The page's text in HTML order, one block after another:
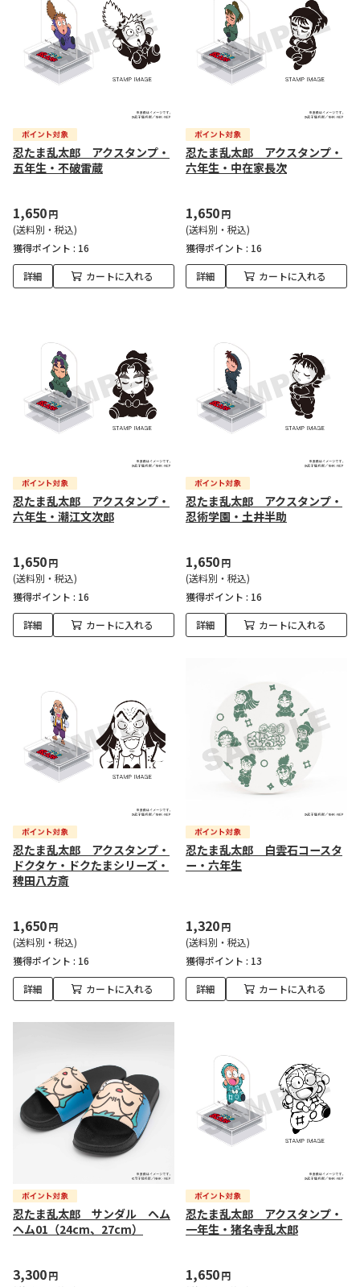
忍たま乱太郎 アクスタンプ・
五年生・不破雷蔵
1,650円
(送料別・税込)
獲得ポイント : 16
詳細 カートに入れる
忍たま乱太郎 アクスタンプ・
六年生・中在家長次
1,650円
(送料別・税込)
獲得ポイント : 16
詳細 カートに入れる
忍たま乱太郎 アクスタンプ・
六年生・潮江文次郎
1,650円
(送料別・税込)
獲得ポイント : 16
詳細 カートに入れる
忍たま乱太郎 アクスタンプ・
忍術学園・土井半助
1,650円
(送料別・税込)
獲得ポイント : 16
詳細 カートに入れる
忍たま乱太郎 アクスタンプ・
ドクタケ・ドクたまシリーズ・
稗田八方斎
1,650円
(送料別・税込)
獲得ポイント : 16
詳細 カートに入れる
忍たま乱太郎 白雲石コースタ
ー・六年生
1,320円
(送料別・税込)
獲得ポイント : 13
詳細 カートに入れる
忍たま乱太郎 サンダル ヘム
ヘム01（24cm、27cm）
3,300円
忍たま乱太郎 アクスタンプ・
一年生・猪名寺乱太郎
1,650円